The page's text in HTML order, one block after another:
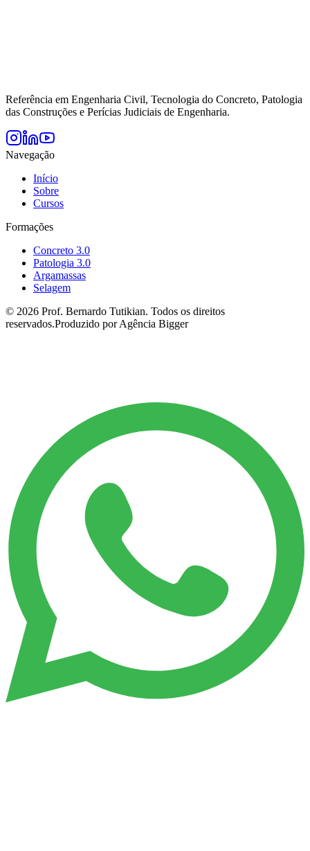
Referência em Engenharia Civil, Tecnologia do Concreto, Patologia
das Construções e Perícias Judiciais de Engenharia.
Navegação
Início
Sobre
Cursos
Formações
Concreto 3.0
Patologia 3.0
Argamassas
Selagem
© 2026 Prof. Bernardo Tutikian. Todos os direitos
reservados.Produzido por Agência Bigger